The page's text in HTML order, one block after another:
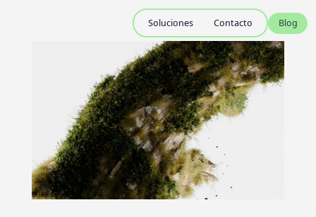
Soluciones Contacto Blog